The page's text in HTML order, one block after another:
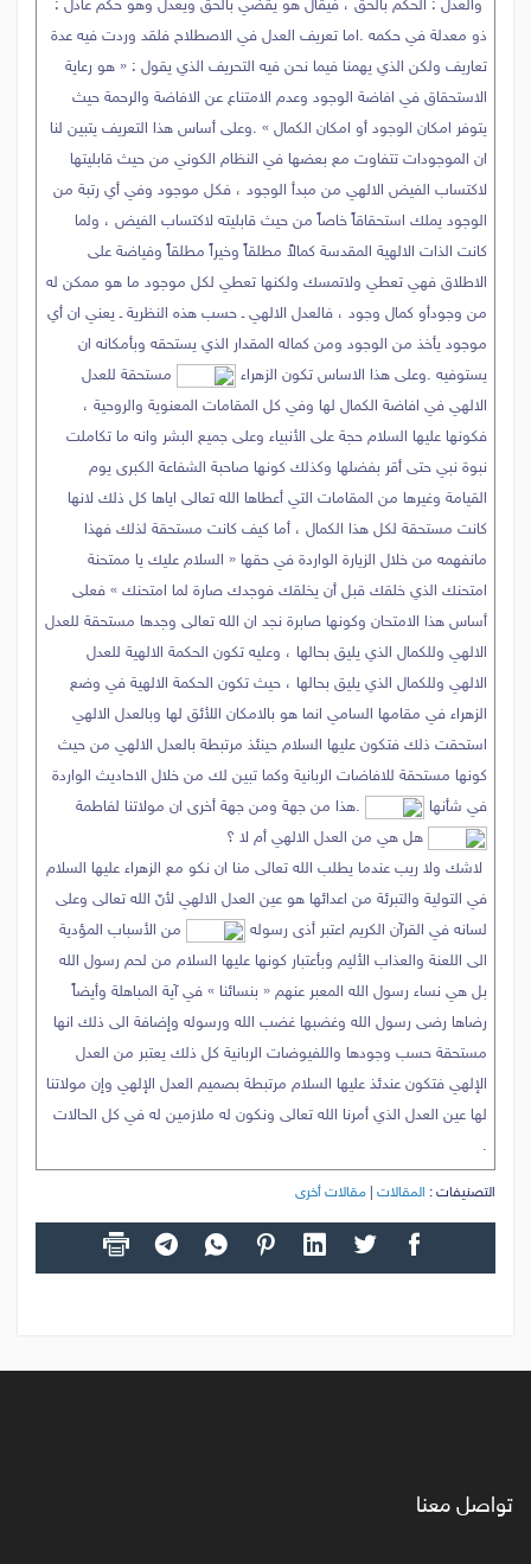
والعدل : الحكم بالحق ، فيقال هو يقضي بالحق ويعدل وهو حكم عادل :
ذو معدلة في حكمه .اما تعريف العدل في الاصطلاح فلقد وردت فيه عدة
تعاريف ولكن الذي يهمنا فيما نحن فيه التحريف الذي يقول : « هو رعاية
الاستحقاق في افاضة الوجود وعدم الامتناع عن الافاضة والرحمة حيث
يتوفر امكان الوجود أو امكان الكمال » .وعلى أساس هذا التعريف يتبين لنا
ان الموجودات تتفاوت مع بعضها في النظام الكوني من حيث قابليتها
لاكتساب الفيض الالهي من مبدأ الوجود ، فكل موجود وفي أي رتبة من
الوجود يملك استحقاقاً خاصاً من حيث قابليته لاكتساب الفيض ، ولما
كانت الذات الالهية المقدسة كمالاً مطلقاً وخيراً مطلقاً وفياضة على
الاطلاق فهي تعطي ولاتمسك ولكنها تعطي لكل موجود ما هو ممكن له
من وجودأو كمال وجود ، فالعدل الالهي ـ حسب هذه النظرية ـ يعني ان أي
موجود يأخذ من الوجود ومن كماله المقدار الذي يستحقه وبأمكانه ان
يستوفيه .وعلى هذا الاساس تكون الزهراء
مستحقة للعدل
الالهي في افاضة الكمال لها وفي كل المقامات المعنوية والروحية ،
فكونها عليها السلام حجة على الأنبياء وعلى جميع البشر وانه ما تكاملت
نبوة نبي حتى أقر بفضلها وكذلك كونها صاحبة الشفاعة الكبرى يوم
القيامة وغيرها من المقامات التي أعطاها الله تعالى اياها كل ذلك لانها
كانت مستحقة لكل هذا الكمال ، أما كيف كانت مستحقة لذلك فهذا
مانفهمه من خلال الزيارة الواردة في حقها « السلام عليك يا ممتحنة
امتحنك الذي خلقك قبل أن يخلقك فوجدك صارة لما امتحنك » فعلى
أساس هذا الامتحان وكونها صابرة نجد ان الله تعالى وجدها مستحقة للعدل
الالهي وللكمال الذي يليق بحالها ، وعليه تكون الحكمة الالهية للعدل
الالهي وللكمال الذي يليق بحالها ، حيث تكون الحكمة الالهية في وضع
الزهراء في مقامها السامي انما هو بالامكان اللأئق لها وبالعدل الالهي
استحقت ذلك فتكون عليها السلام حينئذ مرتبطة بالعدل الالهي من حيث
كونها مستحقة للافاضات الربانية وكما تبين لك من خلال الاحاديث الواردة
في شأنها
.هذا من جهة ومن جهة أخرى ان مولاتنا لفاطمة
هل هي من العدل الالهي أم لا ؟
لاشك ولا ريب عندما يطلب الله تعالى منا ان نكو مع الزهراء عليها السلام
في التولية والتبرئة من اعدائها هو عين العدل الالهي لأنّ الله تعالى وعلى
لسانه في القرآن الكريم اعتبر أذى رسوله
من الأسباب المؤدية
الى اللعنة والعذاب الأليم وبأعتبار كونها عليها السلام من لحم رسول الله
بل هي نساء رسول الله المعبر عنهم « بنسائنا » في آية المباهلة وأيضاً
رضاها رضى رسول الله وغضبها غضب الله ورسوله وإضافة الى ذلك انها
مستحقة حسب وجودها واللفيوضات الربانية كل ذلك يعتبر من العدل
الإلهي فتكون عندئذ عليها السلام مرتبطة بصميم العدل الإلهي وإن مولاتنا
لها عين العدل الذي أمرنا الله تعالى ونكون له ملازمين له في كل الحالات
.
التصنيفات : المقالات مقالات أخرى
تواصل معنا